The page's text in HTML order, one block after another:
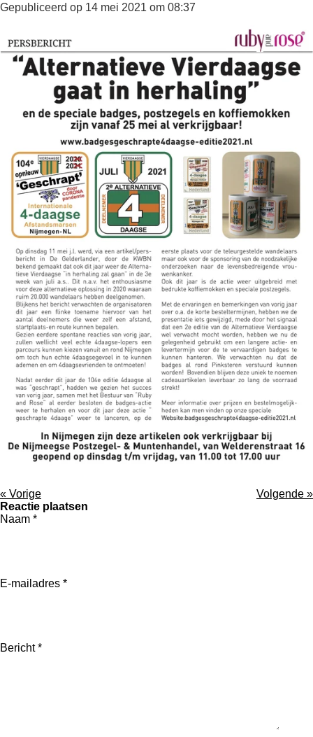
Gepubliceerd op 14 mei 2021 om 08:37
« Vorige Volgende »
Reactie plaatsen
Naam *
E-mailadres *
Bericht *